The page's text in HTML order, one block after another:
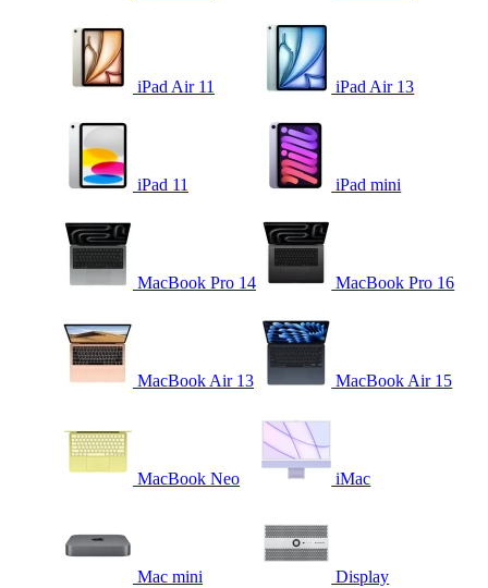
iPad Air 11 iPad Air 13
iPad 11 iPad mini
MacBook Pro 14 MacBook Pro 16
MacBook Air 13 MacBook Air 15
MacBook Neo iMac
Mac mini Display